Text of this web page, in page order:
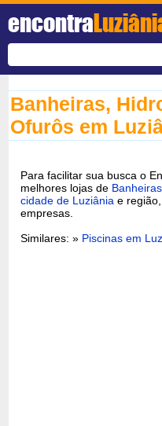
encontra
Banheiras,
Ofurôs em
Para facilitar sua busca o
melhores lojas de
cidade de Luziânia e
empresas.
Similares: » Piscinas em